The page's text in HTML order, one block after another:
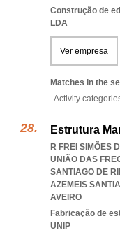
Construção de
LDA
Ver empresa
Matches in the
Activity
Estrutura
R FREI SIMÕES
UNIÃO DAS
SANTIAGO DE
AZEMEIS
AVEIRO
Fabricação de
UNIP